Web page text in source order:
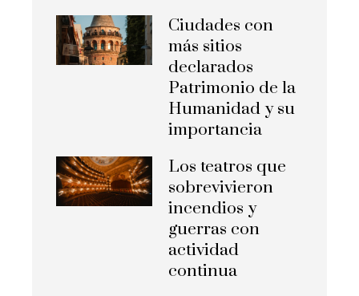
Ciudades con
más sitios
declarados
Patrimonio de la
Humanidad y su
importancia
Los teatros que
sobrevivieron
incendios y
guerras con
actividad
continua